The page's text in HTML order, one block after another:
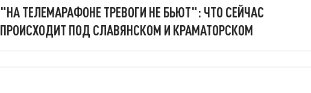
"НА ТЕЛЕМАРАФОНЕ ТРЕВОГИ НЕ БЬЮТ": ЧТО СЕЙЧАС
ПРОИСХОДИТ ПОД СЛАВЯНСКОМ И КРАМАТОРСКОМ